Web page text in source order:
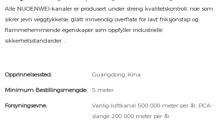
Alle NUOENWEI-kanaler er produsert under streng kvalitetskontroll, noe som
sikrer jevn veggtykkelse, glatt innvendig overflate for lavt friksjonstap og
flammehemmende egenskaper som oppfyller industrielle
sikkerhetsstandarder.
Opprinnelsessted: Guangdong, Kina
Minimum Bestillingsmengde: 5 meter
Forsyningsevne:
Vanlig luftkanal 500 000 meter per år, PCA-
slange 200 000 meter per år